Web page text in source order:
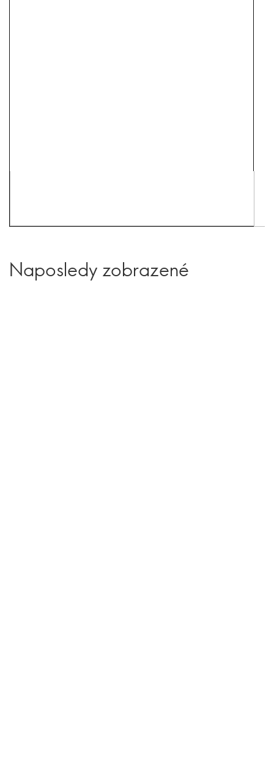
Naposledy zobrazené